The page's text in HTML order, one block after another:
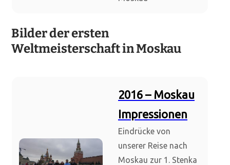
Bilder der ersten
Weltmeisterschaft in Moskau
2016 – Moskau
Impressionen
Eindrücke von
unserer Reise nach
Moskau zur 1. Stenka